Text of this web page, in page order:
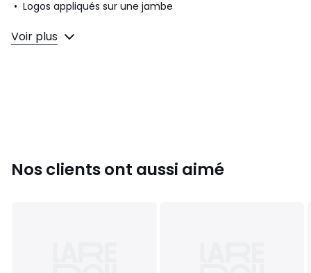
• Logos appliqués sur une jambe
Composition et Entretien
• 93% coton, 7% élasthanne
Voir plus
Nos clients ont aussi aimé